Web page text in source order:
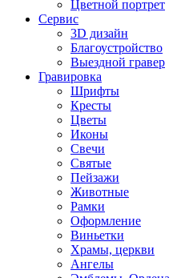
Цветной портрет
Сервис
3D дизайн
Благоустройство
Выездной гравер
Гравировка
Шрифты
Кресты
Цветы
Иконы
Свечи
Святые
Пейзажи
Животные
Рамки
Оформление
Виньетки
Храмы, церкви
Ангелы